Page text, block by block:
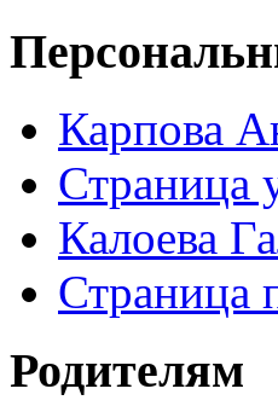
Карпова
Страница
Калоева
Страница
Родителям